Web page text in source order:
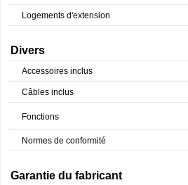
Logements d'extension
Divers
Accessoires inclus
Câbles inclus
Fonctions
Normes de conformité
Garantie du fabricant